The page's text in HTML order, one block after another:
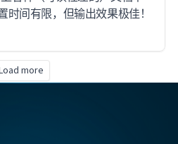
间有限，但输出效果极佳！
more